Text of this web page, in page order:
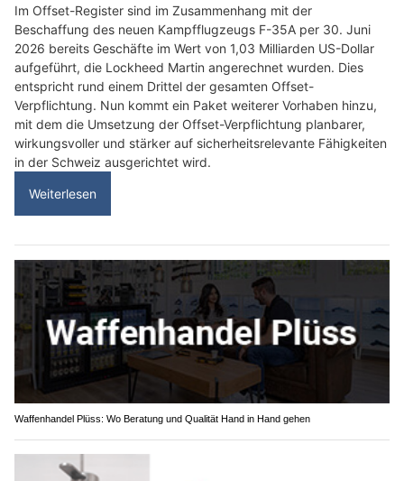
Im Offset-Register sind im Zusammenhang mit der
Beschaffung des neuen Kampfflugzeugs F-35A per 30. Juni
2026 bereits Geschäfte im Wert von 1,03 Milliarden US-Dollar
aufgeführt, die Lockheed Martin angerechnet wurden. Dies
entspricht rund einem Drittel der gesamten Offset-
Verpflichtung. Nun kommt ein Paket weiterer Vorhaben hinzu,
mit dem die Umsetzung der Offset-Verpflichtung planbarer,
wirkungsvoller und stärker auf sicherheitsrelevante Fähigkeiten
in der Schweiz ausgerichtet wird.
Weiterlesen
Waffenhandel Plüss: Wo Beratung und Qualität Hand in Hand gehen